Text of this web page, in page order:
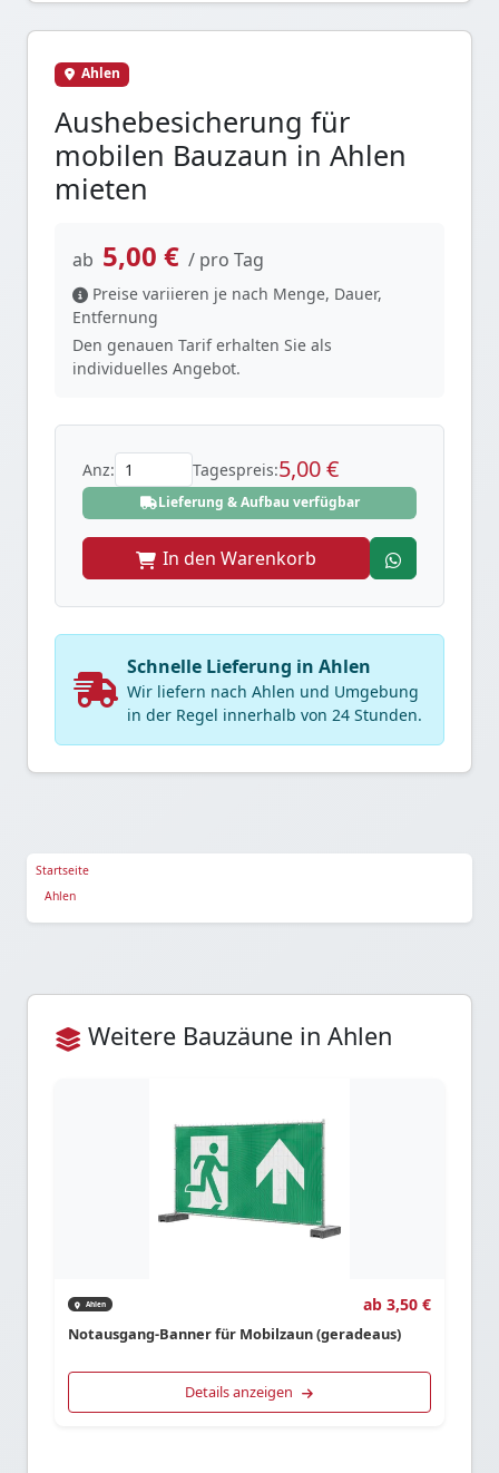
Startseite
Ahlen
Ahlen
Aushebesicherung für
mobilen Bauzaun in Ahlen
mieten
ab 5,00 € / pro Tag
Preise variieren je nach Menge, Dauer,
Entfernung
Den genauen Tarif erhalten Sie als
individuelles Angebot.
Anz: Tagespreis:5,00 €
Lieferung & Aufbau verfügbar
In den Warenkorb
Schnelle Lieferung in Ahlen
Wir liefern nach Ahlen und Umgebung
in der Regel innerhalb von 24 Stunden.
Weitere Bauzäune in Ahlen
Ahlen ab 3,50 €
Notausgang-Banner für Mobilzaun (geradeaus)
Details anzeigen